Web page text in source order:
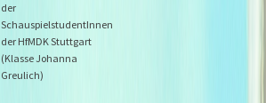
der
SchauspielstudentInnen
der HfMDK Stuttgart
(Klasse Johanna
Greulich)